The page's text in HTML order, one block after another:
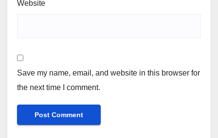
Website
Save my name, email, and website in this browser for
the next time I comment.